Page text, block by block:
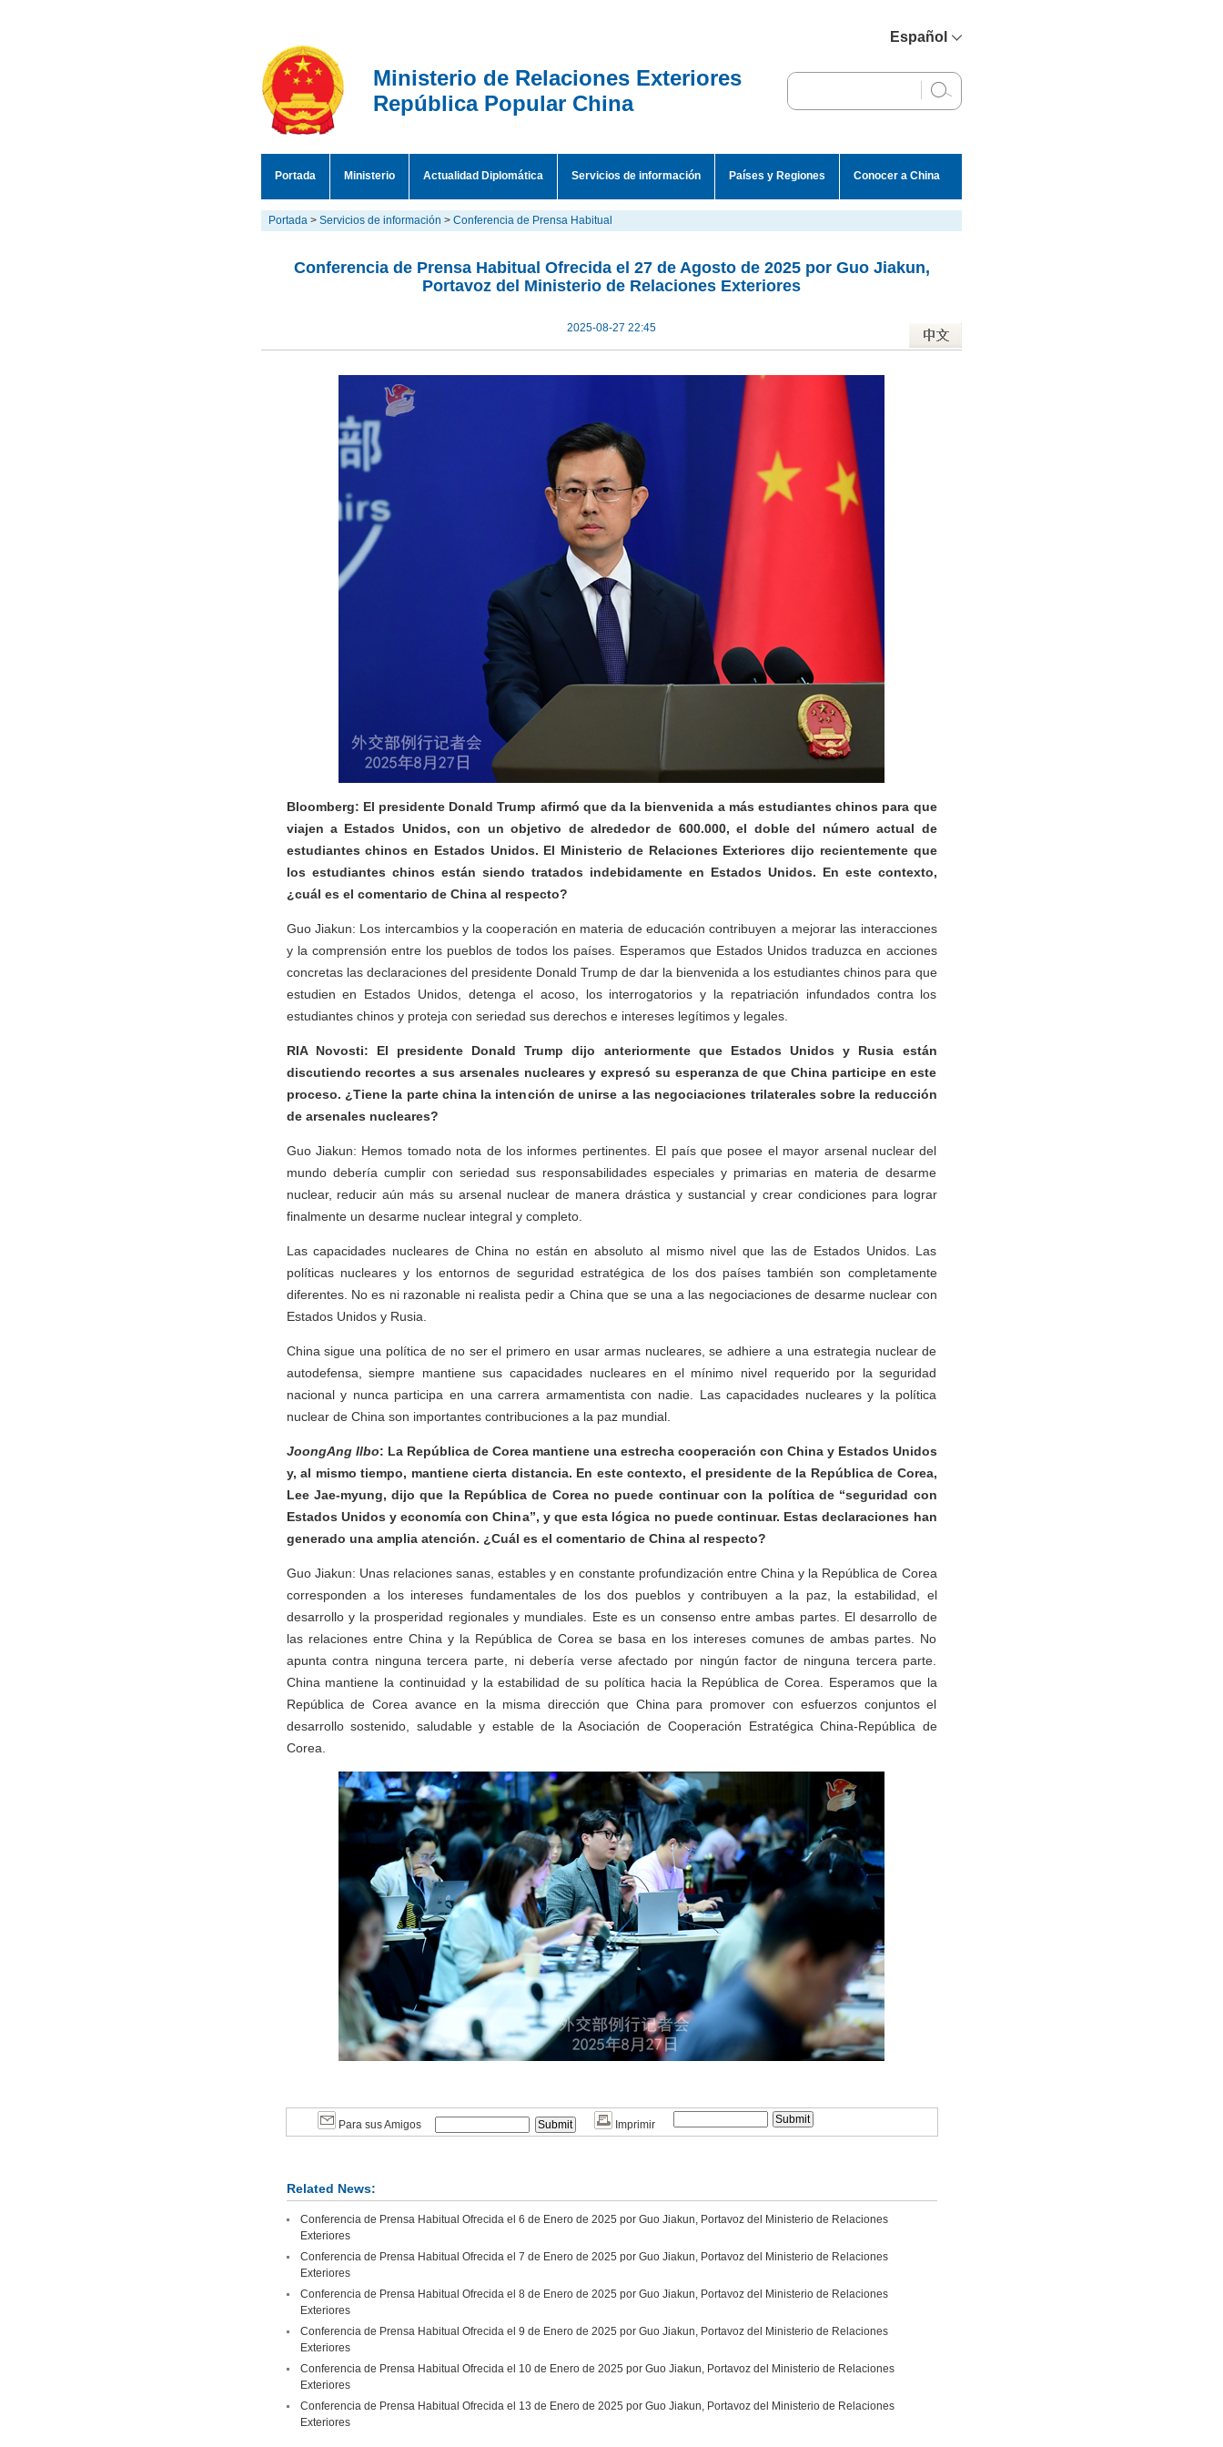
Español
English
Ministerio de Relaciones Exteriores
República Popular China
Portada Ministerio Actualidad Diplomática Servicios de información Países y Regiones Conocer a China
Portada > Servicios de información > Conferencia de Prensa Habitual
Conferencia de Prensa Habitual Ofrecida el 27 de Agosto de 2025 por Guo Jiakun,
Portavoz del Ministerio de Relaciones Exteriores
2025-08-27 22:45
Bloomberg: El presidente Donald Trump afirmó que da la bienvenida a más estudiantes chinos para que
viajen a Estados Unidos, con un objetivo de alrededor de 600.000, el doble del número actual de
estudiantes chinos en Estados Unidos. El Ministerio de Relaciones Exteriores dijo recientemente que
los estudiantes chinos están siendo tratados indebidamente en Estados Unidos. En este contexto,
¿cuál es el comentario de China al respecto?
Guo Jiakun: Los intercambios y la cooperación en materia de educación contribuyen a mejorar las interacciones
y la comprensión entre los pueblos de todos los países. Esperamos que Estados Unidos traduzca en acciones
concretas las declaraciones del presidente Donald Trump de dar la bienvenida a los estudiantes chinos para que
estudien en Estados Unidos, detenga el acoso, los interrogatorios y la repatriación infundados contra los
estudiantes chinos y proteja con seriedad sus derechos e intereses legítimos y legales.
RIA Novosti: El presidente Donald Trump dijo anteriormente que Estados Unidos y Rusia están
discutiendo recortes a sus arsenales nucleares y expresó su esperanza de que China participe en este
proceso. ¿Tiene la parte china la intención de unirse a las negociaciones trilaterales sobre la reducción
de arsenales nucleares?
Guo Jiakun: Hemos tomado nota de los informes pertinentes. El país que posee el mayor arsenal nuclear del
mundo debería cumplir con seriedad sus responsabilidades especiales y primarias en materia de desarme
nuclear, reducir aún más su arsenal nuclear de manera drástica y sustancial y crear condiciones para lograr
finalmente un desarme nuclear integral y completo.
Las capacidades nucleares de China no están en absoluto al mismo nivel que las de Estados Unidos. Las
políticas nucleares y los entornos de seguridad estratégica de los dos países también son completamente
diferentes. No es ni razonable ni realista pedir a China que se una a las negociaciones de desarme nuclear con
Estados Unidos y Rusia.
China sigue una política de no ser el primero en usar armas nucleares, se adhiere a una estrategia nuclear de
autodefensa, siempre mantiene sus capacidades nucleares en el mínimo nivel requerido por la seguridad
nacional y nunca participa en una carrera armamentista con nadie. Las capacidades nucleares y la política
nuclear de China son importantes contribuciones a la paz mundial.
JoongAng Ilbo: La República de Corea mantiene una estrecha cooperación con China y Estados Unidos
y, al mismo tiempo, mantiene cierta distancia. En este contexto, el presidente de la República de Corea,
Lee Jae-myung, dijo que la República de Corea no puede continuar con la política de “seguridad con
Estados Unidos y economía con China”, y que esta lógica no puede continuar. Estas declaraciones han
generado una amplia atención. ¿Cuál es el comentario de China al respecto?
Guo Jiakun: Unas relaciones sanas, estables y en constante profundización entre China y la República de Corea
corresponden a los intereses fundamentales de los dos pueblos y contribuyen a la paz, la estabilidad, el
desarrollo y la prosperidad regionales y mundiales. Este es un consenso entre ambas partes. El desarrollo de
las relaciones entre China y la República de Corea se basa en los intereses comunes de ambas partes. No
apunta contra ninguna tercera parte, ni debería verse afectado por ningún factor de ninguna tercera parte.
China mantiene la continuidad y la estabilidad de su política hacia la República de Corea. Esperamos que la
República de Corea avance en la misma dirección que China para promover con esfuerzos conjuntos el
desarrollo sostenido, saludable y estable de la Asociación de Cooperación Estratégica China-República de
Corea.
Para sus Amigos Imprimir
Related News:
Conferencia de Prensa Habitual Ofrecida el 6 de Enero de 2025 por Guo Jiakun, Portavoz del Ministerio de Relaciones
Exteriores
Conferencia de Prensa Habitual Ofrecida el 7 de Enero de 2025 por Guo Jiakun, Portavoz del Ministerio de Relaciones
Exteriores
Conferencia de Prensa Habitual Ofrecida el 8 de Enero de 2025 por Guo Jiakun, Portavoz del Ministerio de Relaciones
Exteriores
Conferencia de Prensa Habitual Ofrecida el 9 de Enero de 2025 por Guo Jiakun, Portavoz del Ministerio de Relaciones
Exteriores
Conferencia de Prensa Habitual Ofrecida el 10 de Enero de 2025 por Guo Jiakun, Portavoz del Ministerio de Relaciones
Exteriores
Conferencia de Prensa Habitual Ofrecida el 13 de Enero de 2025 por Guo Jiakun, Portavoz del Ministerio de Relaciones
Exteriores